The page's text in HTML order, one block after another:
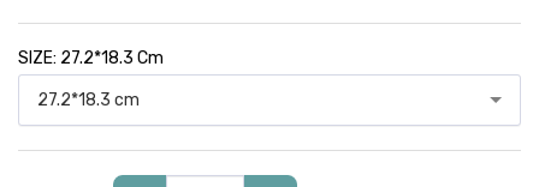
SIZE: 27.2*18.3 Cm
27.2*18.3 cm